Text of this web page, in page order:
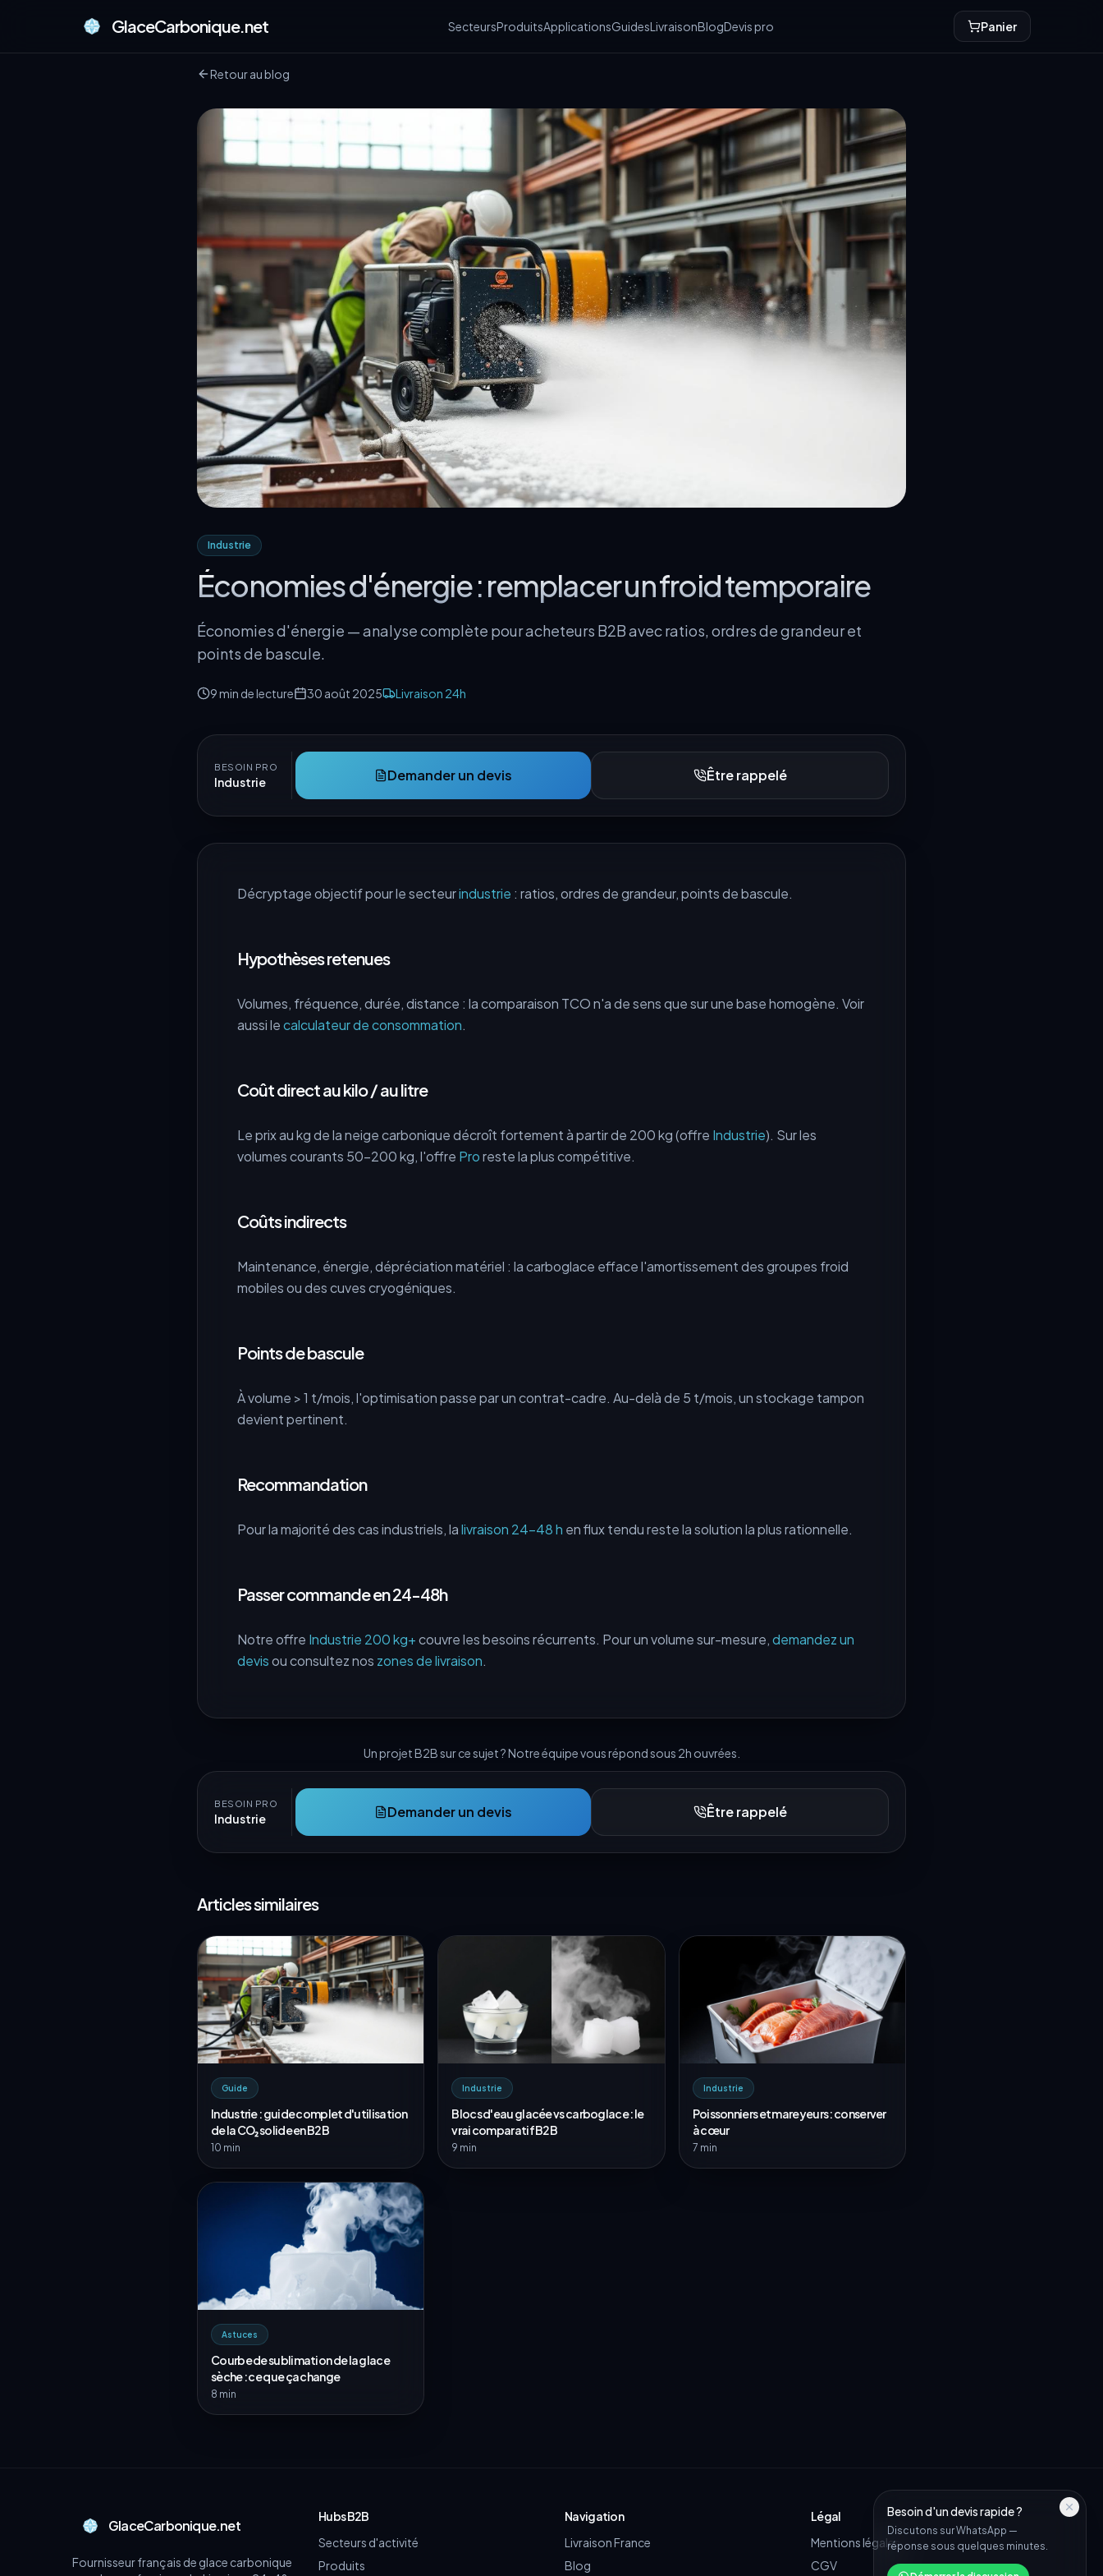
GlaceCarbonique.net SecteursProduitsApplicationsGuidesLivraisonBlogDevis pro Panier
Retour au blog
Industrie
Économies d'énergie : remplacer un froid temporaire
Économies d'énergie — analyse complète pour acheteurs B2B avec ratios, ordres de grandeur et
points de bascule.
9 min de lecture 30 août 2025 Livraison 24h
BESOIN PRO
Industrie Demander un devis Être rappelé
Décryptage objectif pour le secteurindustrie : ratios, ordres de grandeur, points de bascule.
Hypothèses retenues
Volumes, fréquence, durée, distance : la comparaison TCO n'a de sens que sur une base homogène. Voir
aussi lecalculateur de consommation.
Coût direct au kilo / au litre
Le prix au kg de la neige carbonique décroît fortement à partir de 200 kg (offre Industrie). Sur les
volumes courants 50-200 kg, l'offre Proreste la plus compétitive.
Coûts indirects
Maintenance, énergie, dépréciation matériel : la carboglace efface l'amortissement des groupes froid
mobiles ou des cuves cryogéniques.
Points de bascule
À volume > 1 t/mois, l'optimisation passe par un contrat-cadre. Au-delà de 5 t/mois, un stockage tampon
devient pertinent.
Recommandation
Pour la majorité des cas industriels, lalivraison 24-48 h en flux tendu reste la solution la plus rationnelle.
Passer commande en 24-48h
Notre offre Industrie 200 kg+couvre les besoins récurrents. Pour un volume sur-mesure,demandez un
devisou consultez nos zones de livraison.
Un projet B2B sur ce sujet ? Notre équipe vous répond sous 2h ouvrées.
BESOIN PRO
Industrie Demander un devis Être rappelé
Articles similaires
Guide
Industrie : guide complet d'utilisation
de la CO₂ solide en B2B
10 min
Industrie
Blocs d'eau glacée vs carboglace : le
vrai comparatif B2B
9 min
Industrie
Poissonniers et mareyeurs : conserver
à cœur
7 min
Astuces
Courbe de sublimation de la glace
sèche : ce que ça change
8 min
GlaceCarbonique.net
Fournisseur français de glace carbonique
Hubs B2B
Secteurs d'activité
Produits
Navigation
Livraison France
Blog
Légal
Mentions légales
CGV
Besoin d'un devis rapide ?
Discutons sur WhatsApp —
réponse sous quelques minutes.